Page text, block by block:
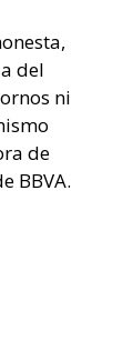
del
ni
de
BBVA.